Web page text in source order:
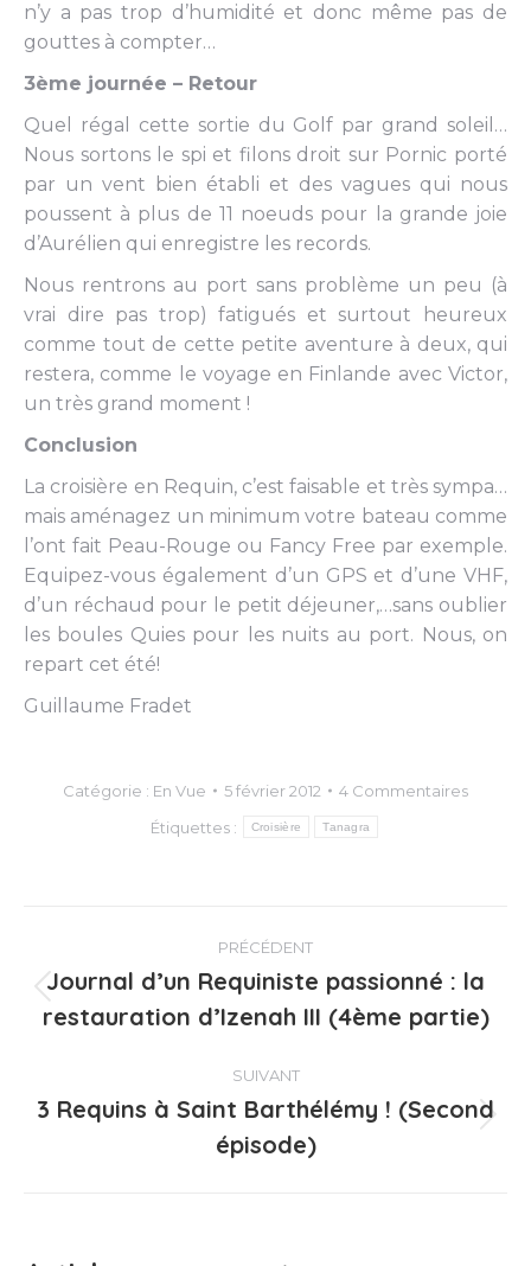
n’y a pas trop d’humidité et donc même pas de
gouttes à compter…
3ème journée – Retour
Quel régal cette sortie du Golf par grand soleil…
Nous sortons le spi et filons droit sur Pornic porté
par un vent bien établi et des vagues qui nous
poussent à plus de 11 noeuds pour la grande joie
d’Aurélien qui enregistre les records.
Nous rentrons au port sans problème un peu (à
vrai dire pas trop) fatigués et surtout heureux
comme tout de cette petite aventure à deux, qui
restera, comme le voyage en Finlande avec Victor,
un très grand moment !
Conclusion
La croisière en Requin, c’est faisable et très sympa…
mais aménagez un minimum votre bateau comme
l’ont fait Peau-Rouge ou Fancy Free par exemple.
Equipez-vous également d’un GPS et d’une VHF,
d’un réchaud pour le petit déjeuner,…sans oublier
les boules Quies pour les nuits au port. Nous, on
repart cet été!
Guillaume Fradet
Catégorie : En Vue 5 février 2012
4 Commentaires
Étiquettes :
Croisière Tanagra
Navigation
article
PRÉCÉDENT
précédent
Journal d’un Requiniste passionné : la
restauration d’Izenah III (4ème partie)
SUIVANT
suivant
3 Requins à Saint Barthélémy ! (Second
épisode)